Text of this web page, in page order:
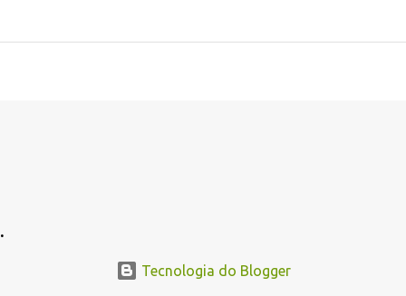
.
Tecnologia do Blogger